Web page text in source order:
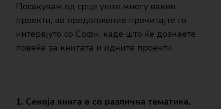
Посакувам од срце уште многу вакви
проекти, во продолжение прочитајте го
интервјуто со Софи, каде што ќе дознаете
повеќе за книгата и идните проекти.
1. Секоја книга е со различна тематика,